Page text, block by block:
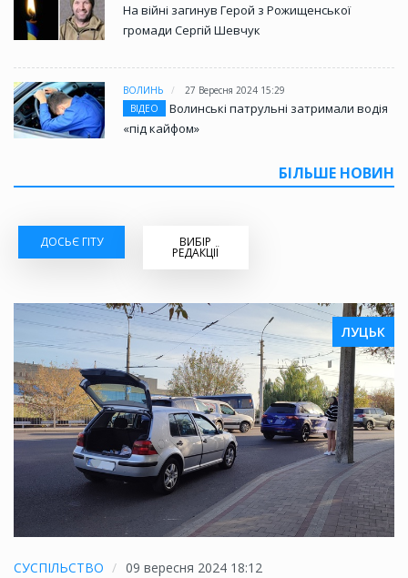
На війні загинув Герой з Рожищенської
громади Сергій Шевчук
ВОЛИНЬ
27 Вересня 2024 15:29
ВІДЕО
Волинські патрульні затримали водія
«під кайфом»
БІЛЬШЕ НОВИН
ДОСЬЄ ГІТУ ВИБІР
РЕДАКЦІЇ
ЛУЦЬК
СУСПІЛЬСТВО
09 вересня 2024 18:12